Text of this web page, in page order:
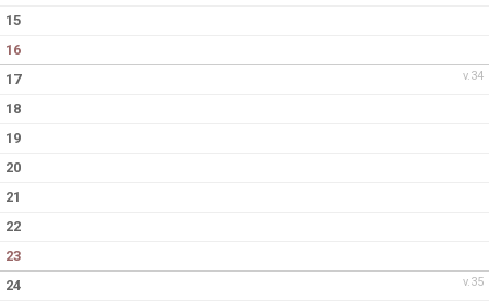
15
16
v.34
17
18
19
20
21
22
23
v.35
24